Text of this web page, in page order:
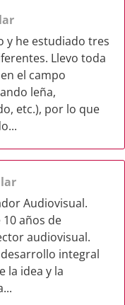
y he estudiado tres
Llevo toda
el campo
leña,
etc.), por lo que
Audiovisual.
años de
audiovisual.
integral
la idea y la